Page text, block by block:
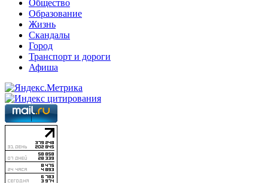
Общество
Образование
Жизнь
Скандалы
Город
Транспорт и дороги
Афиша